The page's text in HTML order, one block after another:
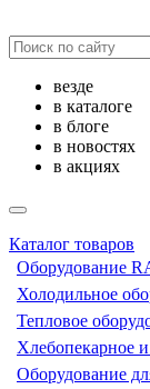
везде
в каталоге
в блоге
в новостях
в акциях
Каталог товаров
Оборудование
Холодильное
Тепловое
Хлебопекарное
Оборудование